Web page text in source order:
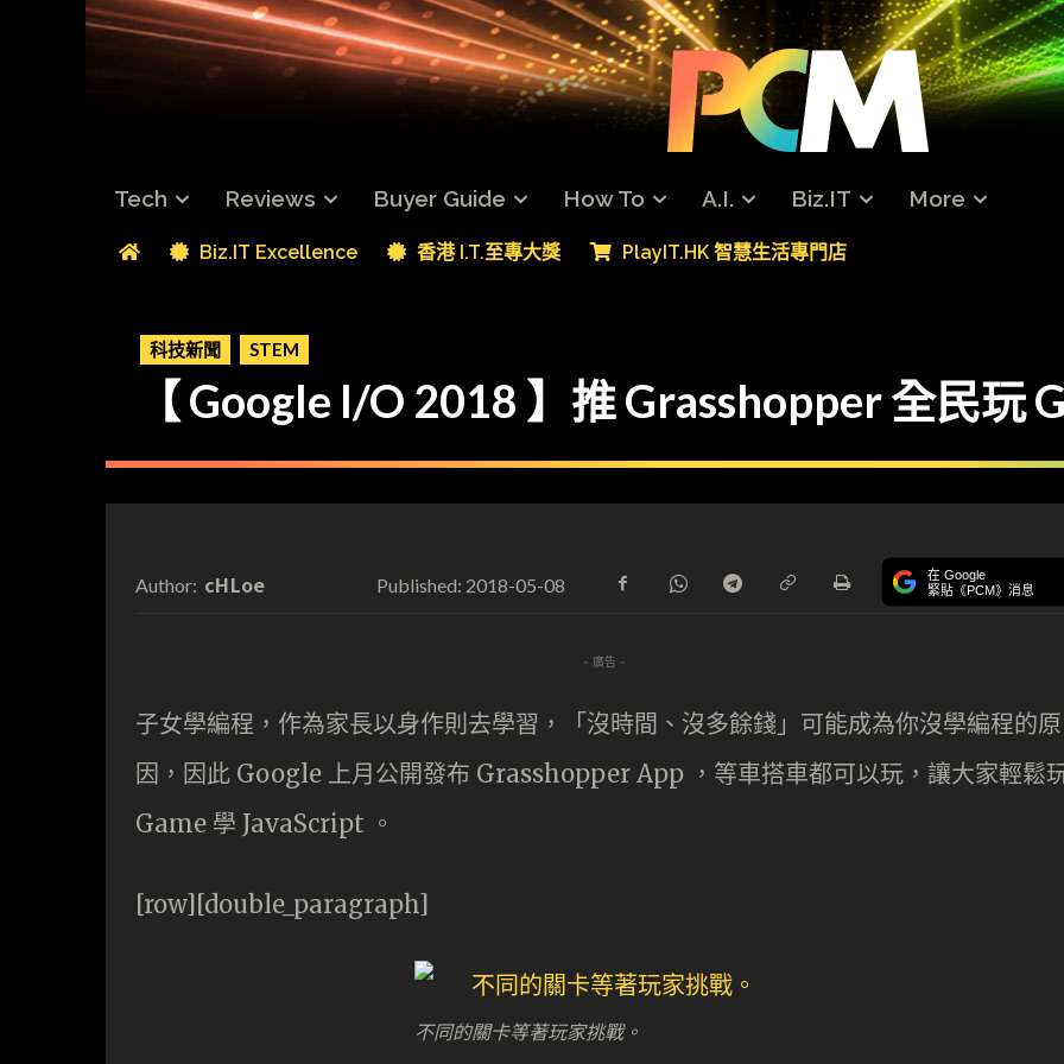
Tech Reviews Buyer Guide How To A.I. Biz.IT More
Biz.IT Excellence 香港 I.T.至專大獎 PlayIT.HK 智慧生活專門店
科技新聞 STEM
【 Google I/O 2018 】推 Grasshopper 全民玩
Author: cHLoe Published: 2018-05-08 在 Google
緊貼《PCM》消息
- 廣告 -
子女學編程，作為家長以身作則去學習，「沒時間、沒多餘錢」可能成為你沒學編程的原
因，因此 Google 上月公開發布 Grasshopper App ，等車搭車都可以玩，讓大家輕鬆
Game 學 JavaScript 。
[row][double_paragraph]
不同的關卡等著玩家挑戰。